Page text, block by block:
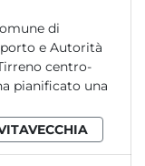
di
e Autorità
centro-
pianificato una